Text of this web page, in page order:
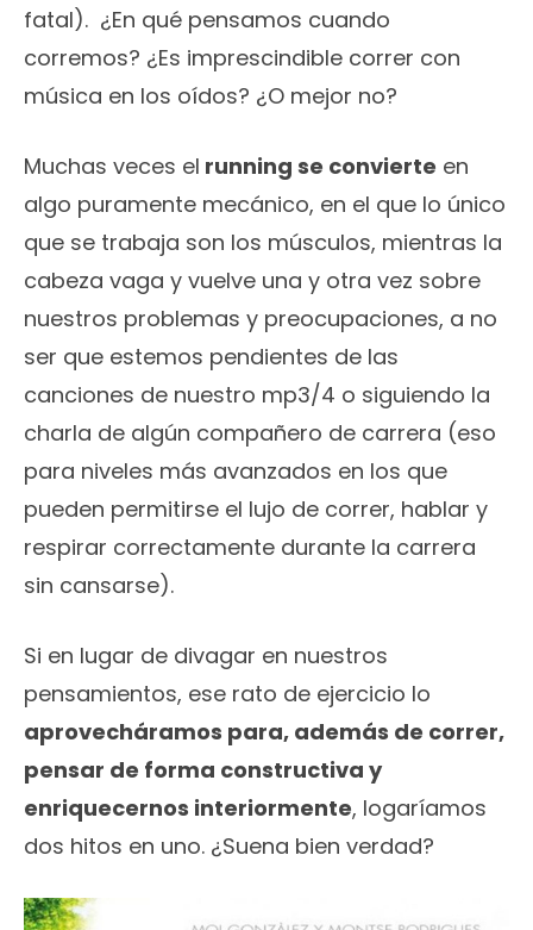
fatal). ¿En qué pensamos cuando
corremos? ¿Es imprescindible correr con
música en los oídos? ¿O mejor no?
Muchas veces el running se convierte en
algo puramente mecánico, en el que lo único
que se trabaja son los músculos, mientras la
cabeza vaga y vuelve una y otra vez sobre
nuestros problemas y preocupaciones, a no
ser que estemos pendientes de las
canciones de nuestro mp3/4 o siguiendo la
charla de algún compañero de carrera (eso
para niveles más avanzados en los que
pueden permitirse el lujo de correr, hablar y
respirar correctamente durante la carrera
sin cansarse).
Si en lugar de divagar en nuestros
pensamientos, ese rato de ejercicio lo
aprovecháramos para, además de correr,
pensar de forma constructiva y
enriquecernos interiormente, logaríamos
dos hitos en uno. ¿Suena bien verdad?